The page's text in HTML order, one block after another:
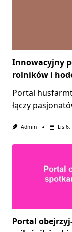
Innowacyjny
rolników i
Portal
łączy
Admin Lis
Portal